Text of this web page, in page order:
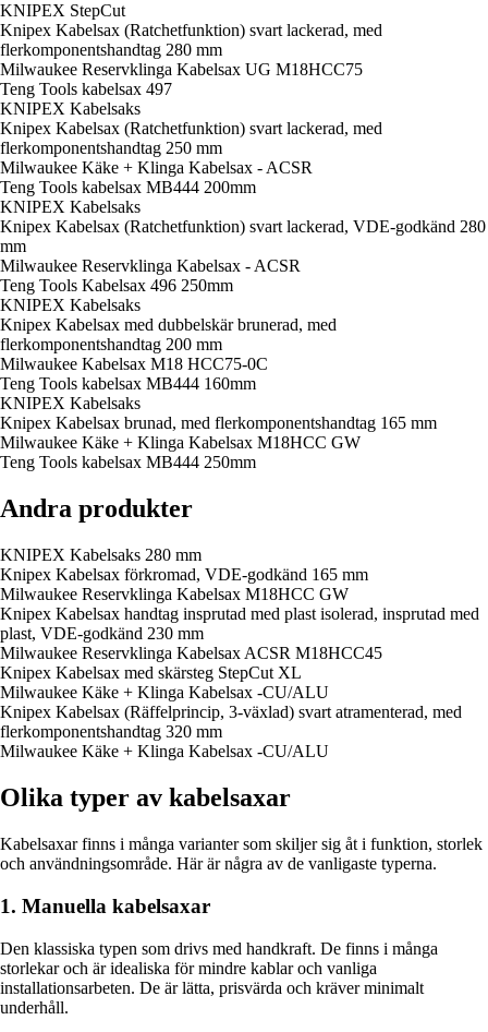
KNIPEX StepCut
Knipex Kabelsax (Ratchetfunktion) svart lackerad, med
flerkomponentshandtag 280 mm
Milwaukee Reservklinga Kabelsax UG M18HCC75
Teng Tools kabelsax 497
KNIPEX Kabelsaks
Knipex Kabelsax (Ratchetfunktion) svart lackerad, med
flerkomponentshandtag 250 mm
Milwaukee Käke + Klinga Kabelsax - ACSR
Teng Tools kabelsax MB444 200mm
KNIPEX Kabelsaks
Knipex Kabelsax (Ratchetfunktion) svart lackerad, VDE-godkänd 280
mm
Milwaukee Reservklinga Kabelsax - ACSR
Teng Tools Kabelsax 496 250mm
KNIPEX Kabelsaks
Knipex Kabelsax med dubbelskär brunerad, med
flerkomponentshandtag 200 mm
Milwaukee Kabelsax M18 HCC75-0C
Teng Tools kabelsax MB444 160mm
KNIPEX Kabelsaks
Knipex Kabelsax brunad, med flerkomponentshandtag 165 mm
Milwaukee Käke + Klinga Kabelsax M18HCC GW
Teng Tools kabelsax MB444 250mm
Andra produkter
KNIPEX Kabelsaks 280 mm
Knipex Kabelsax förkromad, VDE-godkänd 165 mm
Milwaukee Reservklinga Kabelsax M18HCC GW
Knipex Kabelsax handtag insprutad med plast isolerad, insprutad med
plast, VDE-godkänd 230 mm
Milwaukee Reservklinga Kabelsax ACSR M18HCC45
Knipex Kabelsax med skärsteg StepCut XL
Milwaukee Käke + Klinga Kabelsax -CU/ALU
Knipex Kabelsax (Räffelprincip, 3-växlad) svart atramenterad, med
flerkomponentshandtag 320 mm
Milwaukee Käke + Klinga Kabelsax -CU/ALU
Olika typer av kabelsaxar
Kabelsaxar finns i många varianter som skiljer sig åt i funktion, storlek
och användningsområde. Här är några av de vanligaste typerna.
1. Manuella kabelsaxar
Den klassiska typen som drivs med handkraft. De finns i många
storlekar och är idealiska för mindre kablar och vanliga
installationsarbeten. De är lätta, prisvärda och kräver minimalt
underhåll.